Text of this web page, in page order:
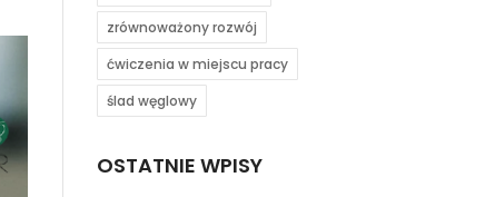
zrównoważony rozwój
ćwiczenia w miejscu pracy
ślad węglowy
OSTATNIE WPISY